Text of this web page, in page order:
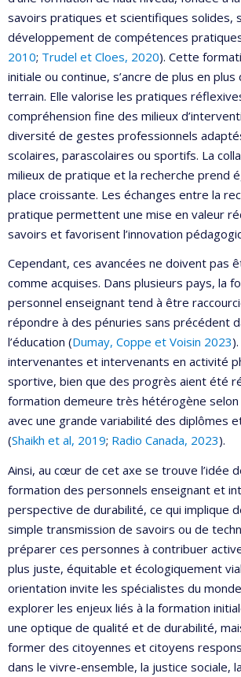
savoirs pratiques et scientifiques solides,
développement de compétences
2010; Trudel et Cloes, 2020). Cette
initiale ou continue, s’ancre de plus en
terrain. Elle valorise les pratiques
compréhension fine des milieux
diversité de gestes professionnels
scolaires, parascolaires ou sportifs. La
milieux de pratique et la recherche prend
place croissante. Les échanges entre la
pratique permettent une mise en valeur
savoirs et favorisent l’innovation
Cependant, ces avancées ne doivent pas
comme acquises. Dans plusieurs pays, la
personnel enseignant tend à être
répondre à des pénuries sans précédent
l’éducation (Dumay, Coppe et Voisin 2023
intervenantes et intervenants en activité
sportive, bien que des progrès aient été
formation demeure très hétérogène
avec une grande variabilité des diplômes
(Shaikh et al, 2019; Radio Canada, 2023).
Ainsi, au cœur de cet axe se trouve l’idée
formation des personnels enseignant et
perspective de durabilité, ce qui implique
simple transmission de savoirs ou de
préparer ces personnes à contribuer
plus juste, équitable et écologiquement
orientation invite les spécialistes du
explorer les enjeux liés à la formation
une optique de qualité et de durabilité,
former des citoyennes et citoyens
dans le vivre-ensemble, la justice sociale,